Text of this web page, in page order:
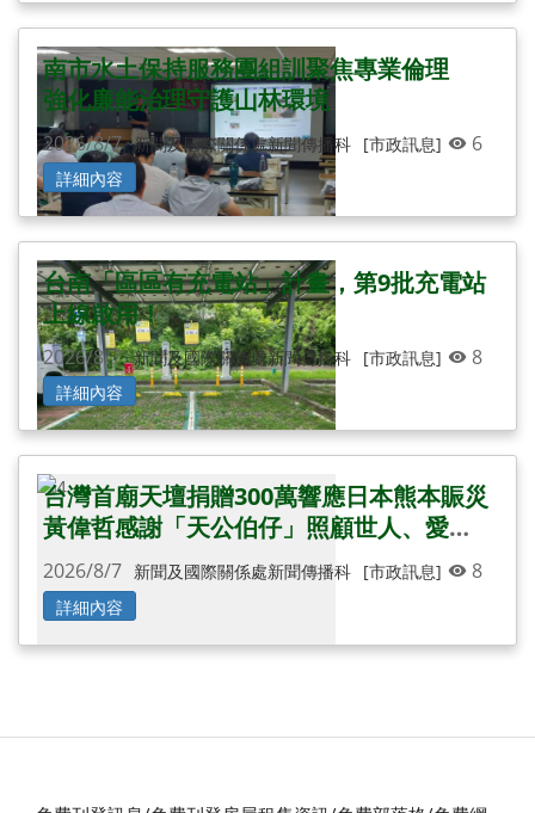
南市水土保持服務團組訓聚焦專業倫理
強化廉能治理守護山林環境
2026/8/7 新聞及國際關係處新聞傳播科 [市政訊息] 6
詳細內容
台南「區區有充電站」計畫，第9批充電站
上線啟用！
2026/8/7 新聞及國際關係處新聞傳播科 [市政訊息] 8
詳細內容
台灣首廟天壇捐贈300萬響應日本熊本賑災
黃偉哲感謝「天公伯仔」照顧世人、愛心
無遠弗屆
2026/8/7 新聞及國際關係處新聞傳播科 [市政訊息] 8
詳細內容